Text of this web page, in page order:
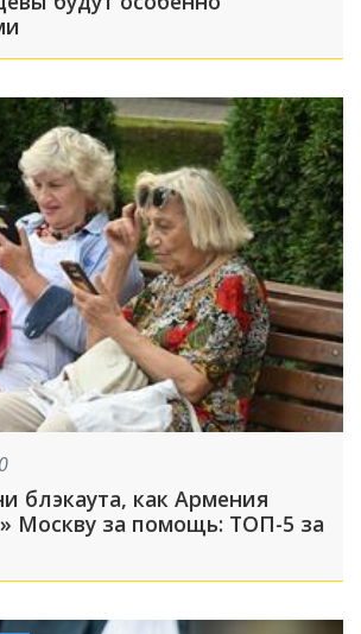
блэкаута, как Армения
Москву за помощь: ТОП-5 за